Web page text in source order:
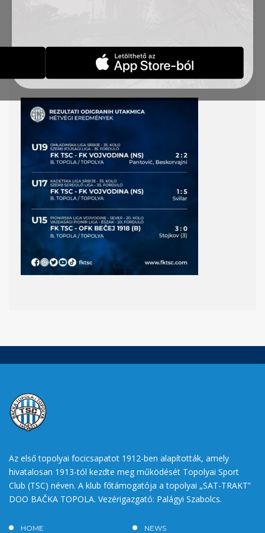
2021-05-10
Az első topolyai focicsapatot 1912-ben alapították, amely
hivatalosan 1913-tól kezdte meg működését Topolyai Sport
Club (TSC) néven. A klub főtámogatója a topolyai „SAT-TRAKT”
DOO BAČKA TOPOLA. Vezérigazgató: Palágyi Szabolcs.
HOME
NEWS